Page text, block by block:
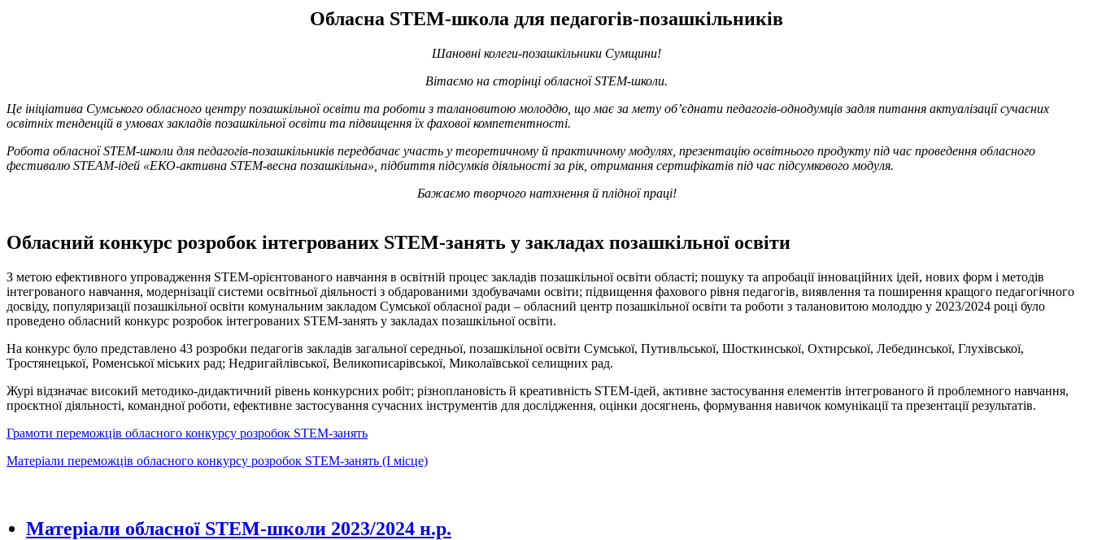
Обласна STEM-школа для педагогів-позашкільників
Шановні колеги-позашкільники Сумщини!
Вітаємо на сторінці обласної STEM-школи.
Це ініціатива Сумського обласного центру позашкільної освіти та роботи з талановитою молоддю, що має за мету об’єднати педагогів-однодумців задля питання актуалізації сучасних
освітніх тенденцій в умовах закладів позашкільної освіти та підвищення їх фахової компетентності.
Робота обласної STEM-школи для педагогів-позашкільників передбачає участь у теоретичному й практичному модулях, презентацію освітнього продукту під час проведення обласного
фестивалю STEAM-ідей «ЕКО-активна STEМ-весна позашкільна», підбиття підсумків діяльності за рік, отримання сертифікатів під час підсумкового модуля.
Бажаємо творчого натхнення й плідної праці!
Обласний конкурс розробок інтегрованих STEM-занять у закладах позашкільної освіти
З метою ефективного упровадження STEM-орієнтованого навчання в освітній процес закладів позашкільної освіти області; пошуку та апробації інноваційних ідей, нових форм і методів
інтегрованого навчання, модернізації системи освітньої діяльності з обдарованими здобувачами освіти; підвищення фахового рівня педагогів, виявлення та поширення кращого педагогічного
досвіду, популяризації позашкільної освіти комунальним закладом Сумської обласної ради – обласний центр позашкільної освіти та роботи з талановитою молоддю у 2023/2024 році було
проведено обласний конкурс розробок інтегрованих STEM-занять у закладах позашкільної освіти.
На конкурс було представлено 43 розробки педагогів закладів загальної середньої, позашкільної освіти Сумської, Путивльської, Шосткинської, Охтирської, Лебединської, Глухівської,
Тростянецької, Роменської міських рад; Недригайлівської, Великописарівської, Миколаївської селищних рад.
Журі відзначає високий методико-дидактичний рівень конкурсних робіт; різноплановість й креативність STEM-ідей, активне застосування елементів інтегрованого й проблемного навчання,
проєктної діяльності, командної роботи, ефективне застосування сучасних інструментів для дослідження, оцінки досягнень, формування навичок комунікації та презентації результатів.
Грамоти переможців обласного конкурсу розробок STEM-занять
Матеріали переможців обласного конкурсу розробок STEM-занять (І місце)
Матеріали обласної STEM-школи 2023/2024 н.р.